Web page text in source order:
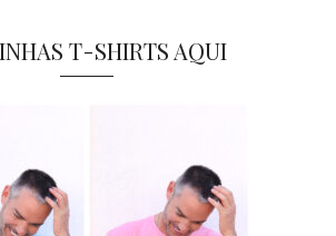
T-SHIRTS AQUI